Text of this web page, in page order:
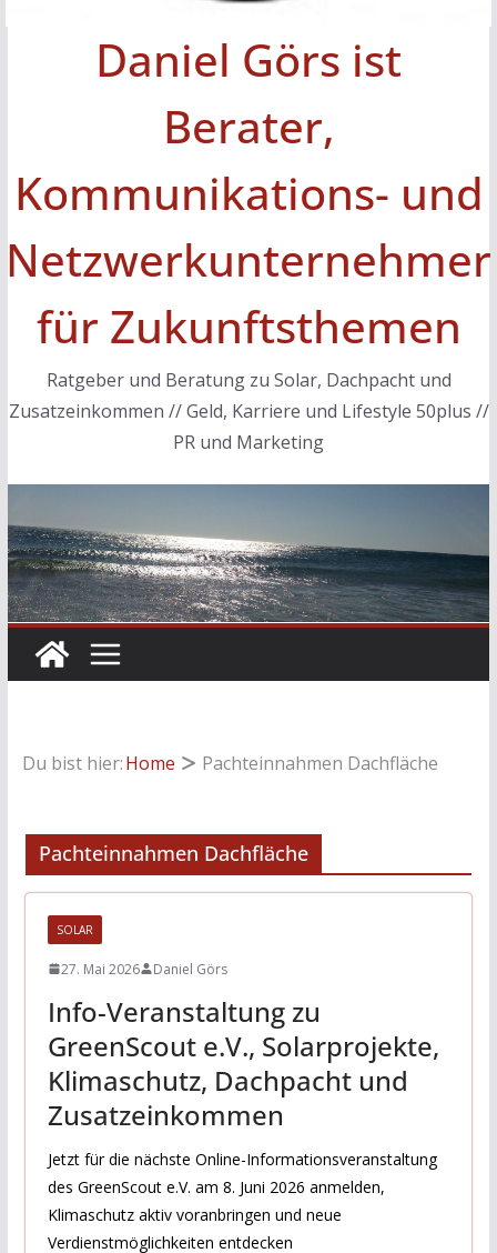
Daniel Görs ist
Berater,
Kommunikations- und
Netzwerkunternehmer
für Zukunftsthemen
Ratgeber und Beratung zu Solar, Dachpacht und
Zusatzeinkommen // Geld, Karriere und Lifestyle 50plus //
PR und Marketing
Du bist hier:Home Pachteinnahmen Dachfläche
Pachteinnahmen Dachfläche
SOLAR
27. Mai 2026 Daniel Görs
Info-Veranstaltung zu
GreenScout e.V., Solarprojekte,
Klimaschutz, Dachpacht und
Zusatzeinkommen
Jetzt für die nächste Online-Informationsveranstaltung
des GreenScout e.V. am 8. Juni 2026 anmelden,
Klimaschutz aktiv voranbringen und neue
Verdienstmöglichkeiten entdecken